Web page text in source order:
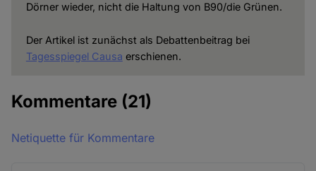
Dörner wieder, nicht die Haltung von B90/die Grünen.
Der Artikel ist zunächst als Debattenbeitrag bei
Tagesspiegel Causa erschienen.
Kommentare (21)
Netiquette für Kommentare